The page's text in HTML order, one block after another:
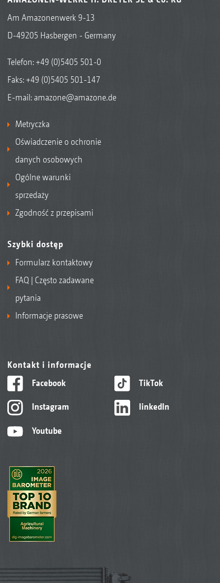
Am Amazonenwerk 9-13
D-49205 Hasbergen - Germany
Telefon:+49 (0)5405 501-0
Faks: +49 (0)5405 501-147
E-mail: amazone@amazone.de
Metryczka
Oświadczenie o ochronie
danych osobowych
Ogólne warunki
sprzedaży
Zgodność z przepisami
Szybki dostęp
Formularz kontaktowy
FAQ | Często zadawane
pytania
Informacje prasowe
Kontakt i informacje
Facebook
Instagram
Youtube
TikTok
linkedIn